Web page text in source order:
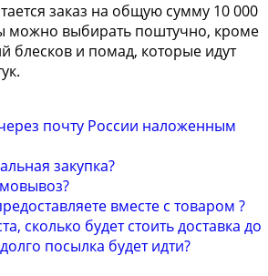
заказ на общую сумму 10 000
можно выбирать поштучно, кроме
блесков и помад, которые идут
почту России наложенным
закупка?
вместе с товаром ?
сколько будет стоить доставка до
посылка будет идти?